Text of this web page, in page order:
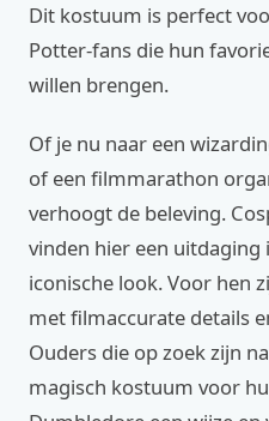
Dit kostuum is perfect
Potter-fans die hun
willen brengen.
Of je nu naar een
of een filmmarathon
verhoogt de beleving.
vinden hier een uitdaging
iconische look. Voor hen
met filmaccurate details
Ouders die op zoek zijn
magisch kostuum voor